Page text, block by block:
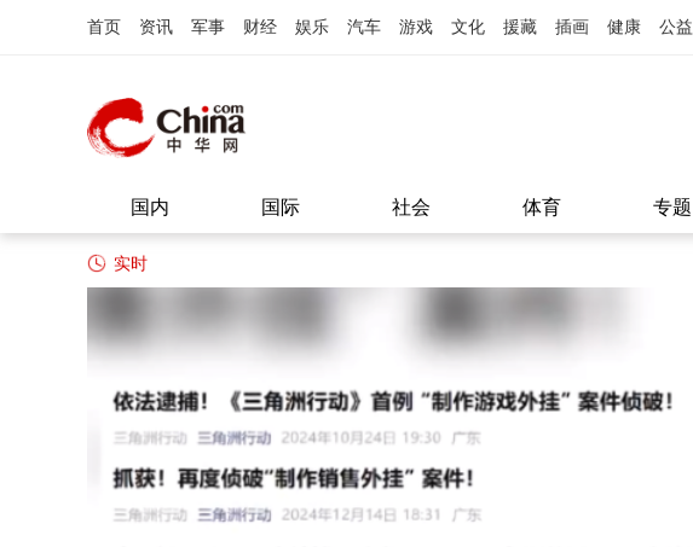
首页 资讯 军事 财经 娱乐 汽车 游戏 文化 援藏 插画 健康 公益
国内 国际 社会 体育 专题
实时